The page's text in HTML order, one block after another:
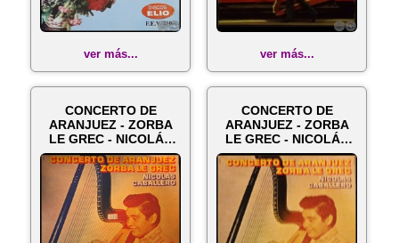
ver más... ver más...
CONCERTO DE
ARANJUEZ - ZORBA
LE GREC - NICOLÁS
CABALLERO - Año
19...
CONCERTO DE
ARANJUEZ - ZORBA
LE GREC - NICOLÁS
CABALLERO - Año
19...